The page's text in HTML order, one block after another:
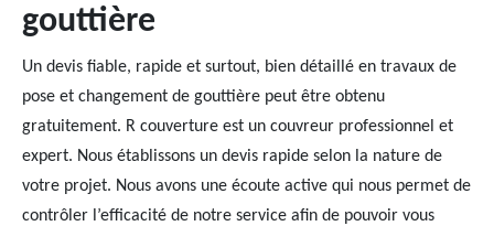
gouttière
Un devis fiable, rapide et surtout, bien détaillé en travaux de
pose et changement de gouttière peut être obtenu
gratuitement. R couverture est un couvreur professionnel et
expert. Nous établissons un devis rapide selon la nature de
votre projet. Nous avons une écoute active qui nous permet de
contrôler l’efficacité de notre service afin de pouvoir vous